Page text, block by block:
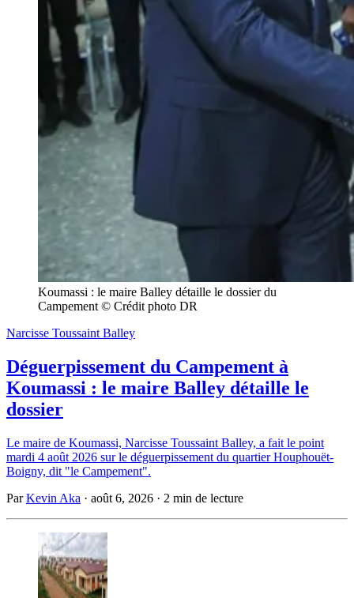
Koumassi : le maire Balley détaille le dossier du
Campement © Crédit photo DR
Narcisse Toussaint Balley
Déguerpissement du Campement à
Koumassi : le maire Balley détaille le
dossier
Le maire de Koumassi, Narcisse Toussaint Balley, a fait le point
mardi 4 août 2026 sur le déguerpissement du quartier Houphouët-
Boigny, dit "le Campement".
ParKevin Aka · août 6, 2026 · 2 min de lecture